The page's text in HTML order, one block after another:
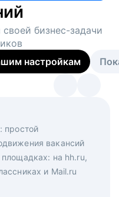
своей бизнес-задачи
настройкам
простой
вакансий
на hh.ru,
и Mail.ru
на главной странице
сколько
за дело возьмутся
менеджеры